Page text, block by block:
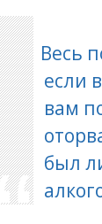
Весь
если
вам
был